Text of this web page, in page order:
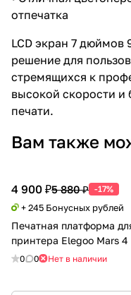
отпечатка
LCD экран 7 дюймов
решение для
стремящихся к
высокой скорости и
печати.
Вам также
4 900 ₽5 880 ₽ -17%
+ 245 Бонусных рублей
Печатная платформа
принтера Elegoo Mars 4
0 0 Нет в наличии